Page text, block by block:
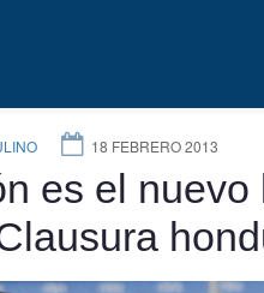
18 FEBRERO 2013
es el nuevo